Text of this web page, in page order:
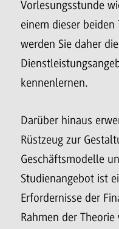
Vorlesungsstunde
einem dieser
werden Sie daher
kennenlernen.
Darüber hinaus
Rüstzeug zur
Geschäftsmodelle
Studienangebot ist
Erfordernisse der
Rahmen der